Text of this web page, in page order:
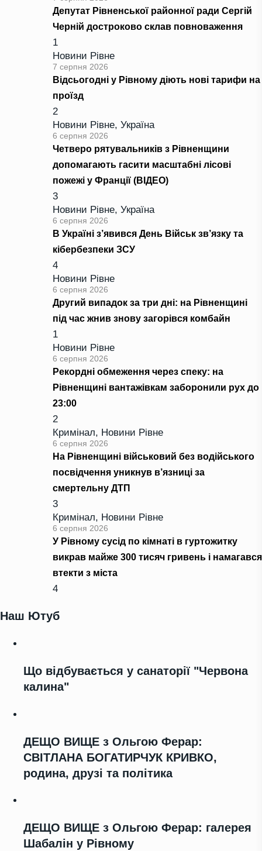
Депутат Рівненської районної ради Сергій
Черній достроково склав повноваження
1
Новини Рівне
7 серпня 2026
Відсьогодні у Рівному діють нові тарифи на
проїзд
2
Новини Рівне, Україна
6 серпня 2026
Четверо рятувальників з Рівненщини
допомагають гасити масштабні лісові
пожежі у Франції (ВІДЕО)
3
Новини Рівне, Україна
6 серпня 2026
В Україні з’явився День Військ зв’язку та
кібербезпеки ЗСУ
4
Новини Рівне
6 серпня 2026
Другий випадок за три дні: на Рівненщині
під час жнив знову загорівся комбайн
1
Новини Рівне
6 серпня 2026
Рекордні обмеження через спеку: на
Рівненщині вантажівкам заборонили рух до
23:00
2
Кримінал, Новини Рівне
6 серпня 2026
На Рівненщині військовий без водійського
посвідчення уникнув в’язниці за
смертельну ДТП
3
Кримінал, Новини Рівне
6 серпня 2026
У Рівному сусід по кімнаті в гуртожитку
викрав майже 300 тисяч гривень і намагався
втекти з міста
4
Наш Ютуб
Що відбувається у санаторії "Червона
калина"
ДЕЩО ВИЩЕ з Ольгою Ферар:
СВІТЛАНА БОГАТИРЧУК КРИВКО,
родина, друзі та політика
ДЕЩО ВИЩЕ з Ольгою Ферар: галерея
Шабалін у Рівному